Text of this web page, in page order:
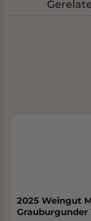
Kipfilet met
mosselen,
mooie brug
2025 Weingut
Grauburgunder